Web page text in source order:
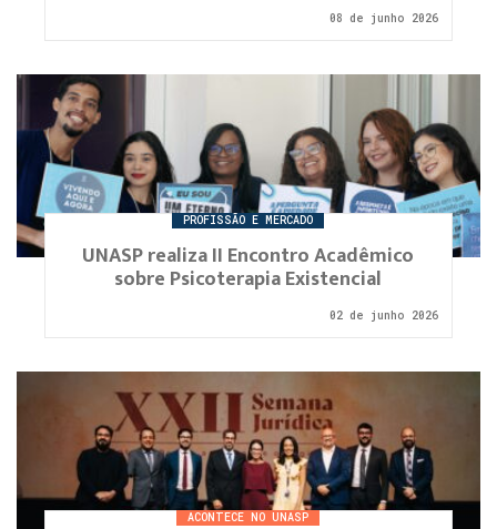
08 de junho 2026
PROFISSÃO E MERCADO
UNASP realiza II Encontro Acadêmico
sobre Psicoterapia Existencial
02 de junho 2026
ACONTECE NO UNASP